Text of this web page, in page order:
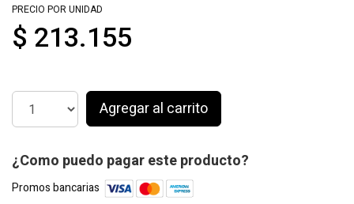
PRECIO POR UNIDAD
$ 213.155
Agregar al carrito
¿Como puedo pagar este producto?
Promos bancarias